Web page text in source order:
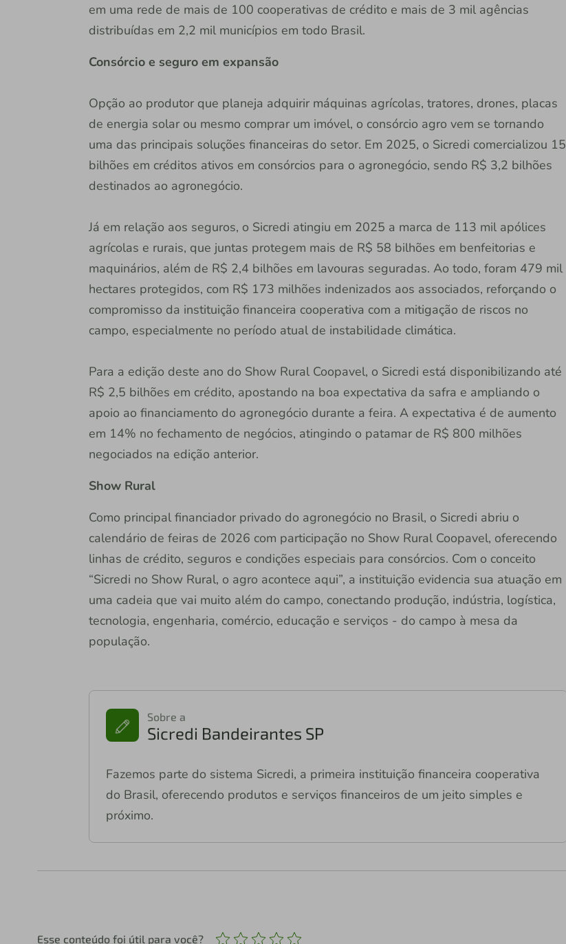
em uma rede de mais de 100 cooperativas de crédito e mais de 3 mil agências
distribuídas em 2,2 mil municípios em todo Brasil.
Consórcio e seguro em expansão
Opção ao produtor que planeja adquirir máquinas agrícolas, tratores, drones, placas
de energia solar ou mesmo comprar um imóvel, o consórcio agro vem se tornando
uma das principais soluções financeiras do setor. Em 2025, o Sicredi comercializou 15
bilhões em créditos ativos em consórcios para o agronegócio, sendo R$ 3,2 bilhões
destinados ao agronegócio.
Já em relação aos seguros, o Sicredi atingiu em 2025 a marca de 113 mil apólices
agrícolas e rurais, que juntas protegem mais de R$ 58 bilhões em benfeitorias e
maquinários, além de R$ 2,4 bilhões em lavouras seguradas. Ao todo, foram 479 mil
hectares protegidos, com R$ 173 milhões indenizados aos associados, reforçando o
compromisso da instituição financeira cooperativa com a mitigação de riscos no
campo, especialmente no período atual de instabilidade climática.
Para a edição deste ano do Show Rural Coopavel, o Sicredi está disponibilizando até
R$ 2,5 bilhões em crédito, apostando na boa expectativa da safra e ampliando o
apoio ao financiamento do agronegócio durante a feira. A expectativa é de aumento
em 14% no fechamento de negócios, atingindo o patamar de R$ 800 milhões
negociados na edição anterior.
Show Rural
Como principal financiador privado do agronegócio no Brasil, o Sicredi abriu o
calendário de feiras de 2026 com participação no Show Rural Coopavel, oferecendo
linhas de crédito, seguros e condições especiais para consórcios. Com o conceito
“Sicredi no Show Rural, o agro acontece aqui”, a instituição evidencia sua atuação em
uma cadeia que vai muito além do campo, conectando produção, indústria, logística,
tecnologia, engenharia, comércio, educação e serviços - do campo à mesa da
população.
Sobre a
Sicredi Bandeirantes SP
Fazemos parte do sistema Sicredi, a primeira instituição financeira cooperativa
do Brasil, oferecendo produtos e serviços financeiros de um jeito simples e
próximo.
Esse conteúdo foi útil para você?